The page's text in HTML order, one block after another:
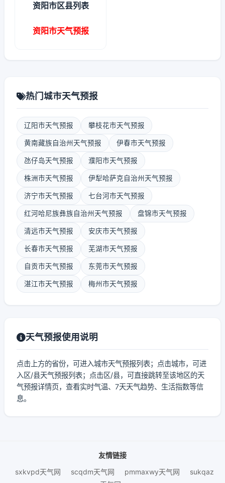
资阳市区县列表
资阳市天气预报
热门城市天气预报
辽阳市天气预报 攀枝花市天气预报
黄南藏族自治州天气预报 伊春市天气预报
氹仔岛天气预报 濮阳市天气预报
株洲市天气预报 伊犁哈萨克自治州天气预报
济宁市天气预报 七台河市天气预报
红河哈尼族彝族自治州天气预报 盘锦市天气预报
清远市天气预报 安庆市天气预报
长春市天气预报 芜湖市天气预报
自贡市天气预报 东莞市天气预报
湛江市天气预报 梅州市天气预报
天气预报使用说明
点击上方的省份，可进入城市天气预报列表；点击城市，可进
入区/县天气预报列表；点击区/县，可直接跳转至该地区的天
气预报详情页，查看实时气温、7天天气趋势、生活指数等信
息。
友情链接
sxkvpd天气网
scqdm天气网 pmmaxwy天气网
sukqaz